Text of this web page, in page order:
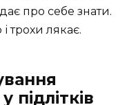
про себе знати.
трохи лякає.